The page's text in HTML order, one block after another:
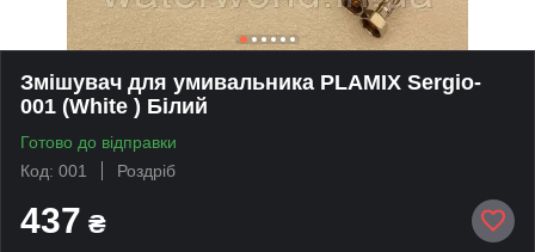
Змішувач для умивальника PLAMIX Sergio-
001 (White ) Білий
Готово до відправки
Код: 001
Роздріб
437 ₴